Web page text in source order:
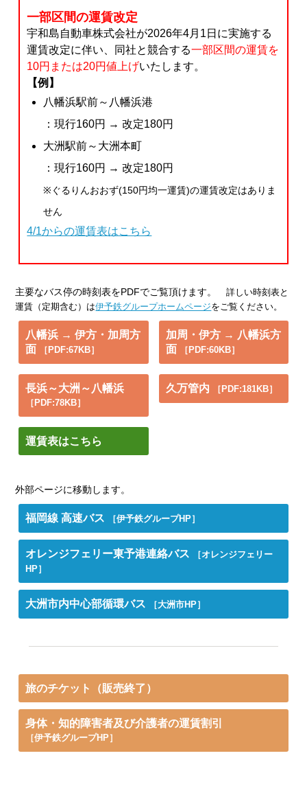
一部区間の運賃改定
宇和島自動車株式会社が2026年4月1日に実施する
運賃改定に伴い、同社と競合する一部区間の運賃を
10円または20円値上げいたします。
【例】
八幡浜駅前～八幡浜港
：現行160円 → 改定180円
大洲駅前～大洲本町
：現行160円 → 改定180円
※ぐるりんおおず(150円均一運賃)の運賃改定はありま
せん
4/1からの運賃表はこちら
主要なバス停の時刻表をPDFでご覧頂けます。詳しい時刻表と
運賃（定期含む）は伊予鉄グループホームページをご覧ください。
八幡浜 → 伊方・加周方
面
［PDF:67KB］
加周・伊方 → 八幡浜方
面
［PDF:60KB］
長浜～大洲～八幡浜
［PDF:78KB］
久万管内 ［PDF:181KB］
運賃表はこちら
外部ページに移動します。
福岡線 高速バス ［伊予鉄グループHP］
オレンジフェリー東予港連絡バス
［オレンジフェリー
HP］
大洲市内中心部循環バス ［大洲市HP］
旅のチケット（販売終了）
身体・知的障害者及び介護者の運賃割引
［伊予鉄グループHP］